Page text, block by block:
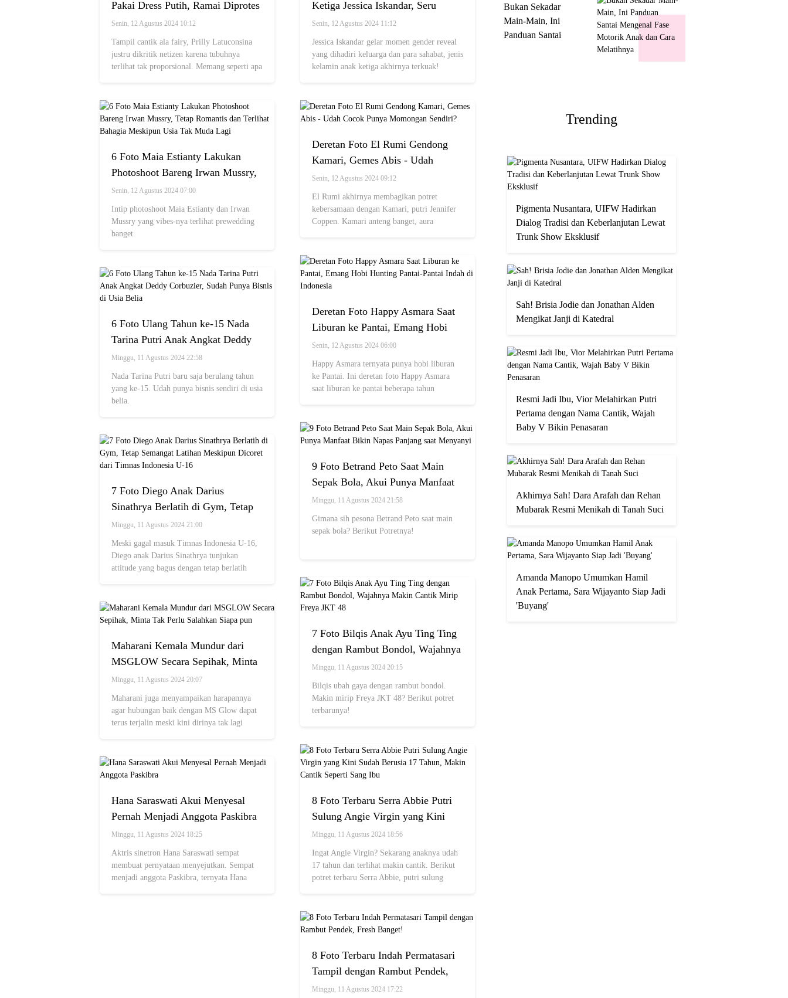
Ketiga Jessica Iskandar, Seru
Banget Dihadiri Keluarga dan
Sahabat
Senin, 12 Agustus 2024 11:12
Jessica Iskandar gelar momen gender reveal
yang dihadiri keluarga dan para sahabat, jenis
kelamin anak ketiga akhirnya terkuak!
Pakai Dress Putih, Ramai Diprotes
Netizen karena Tubuhnya Tak
Proporsional
Senin, 12 Agustus 2024 10:12
Tampil cantik ala fairy, Prilly Latuconsina
justru dikritik netizen karena tubuhnya
terlihat tak proporsional. Memang seperti apa
Deretan Foto El Rumi Gendong
Kamari, Gemes Abis - Udah
Cocok Punya Momongan Sendiri?
Senin, 12 Agustus 2024 09:12
El Rumi akhirnya membagikan potret
kebersamaan dengan Kamari, putri Jennifer
Coppen. Kamari anteng banget, aura
6 Foto Maia Estianty Lakukan
Photoshoot Bareng Irwan Mussry,
Tetap Romantis dan Terlihat
Bahagia Meskipun Usia Tak Muda
Lagi
Senin, 12 Agustus 2024 07:00
Intip photoshoot Maia Estianty dan Irwan
Mussry yang vibes-nya terlihat prewedding
banget.
Deretan Foto Happy Asmara Saat
Liburan ke Pantai, Emang Hobi
Hunting Pantai-Pantai Indah di
Indonesia
Senin, 12 Agustus 2024 06:00
Happy Asmara ternyata punya hobi liburan
ke Pantai. Ini deretan foto Happy Asmara
saat liburan ke pantai beberapa tahun
6 Foto Ulang Tahun ke-15 Nada
Tarina Putri Anak Angkat Deddy
Corbuzier, Sudah Punya Bisnis di
Usia Belia
Minggu, 11 Agustus 2024 22:58
Nada Tarina Putri baru saja berulang tahun
yang ke-15. Udah punya bisnis sendiri di usia
belia.
9 Foto Betrand Peto Saat Main
Sepak Bola, Akui Punya Manfaat
Bikin Napas Panjang saat
Menyanyi
Minggu, 11 Agustus 2024 21:58
Gimana sih pesona Betrand Peto saat main
sepak bola? Berikut Potretnya!
7 Foto Diego Anak Darius
Sinathrya Berlatih di Gym, Tetap
Semangat Latihan Meskipun
Dicoret dari Timnas Indonesia U-
16
Minggu, 11 Agustus 2024 21:00
Meski gagal masuk Timnas Indonesia U-16,
Diego anak Darius Sinathrya tunjukan
attitude yang bagus dengan tetap berlatih
7 Foto Bilqis Anak Ayu Ting Ting
dengan Rambut Bondol, Wajahnya
Makin Cantik Mirip Freya JKT 48
Minggu, 11 Agustus 2024 20:15
Bilqis ubah gaya dengan rambut bondol.
Makin mirip Freya JKT 48? Berikut potret
terbarunya!
Maharani Kemala Mundur dari
MSGLOW Secara Sepihak, Minta
Tak Perlu Salahkan Siapa pun
Minggu, 11 Agustus 2024 20:07
Maharani juga menyampaikan harapannya
agar hubungan baik dengan MS Glow dapat
terus terjalin meski kini dirinya tak lagi
8 Foto Terbaru Serra Abbie Putri
Sulung Angie Virgin yang Kini
Sudah Berusia 17 Tahun, Makin
Cantik Seperti Sang Ibu
Minggu, 11 Agustus 2024 18:56
Ingat Angie Virgin? Sekarang anaknya udah
17 tahun dan terlihat makin cantik. Berikut
potret terbaru Serra Abbie, putri sulung
Hana Saraswati Akui Menyesal
Pernah Menjadi Anggota Paskibra
Minggu, 11 Agustus 2024 18:25
Aktris sinetron Hana Saraswati sempat
membuat pernyataan menyejutkan. Sempat
menjadi anggota Paskibra, ternyata Hana
8 Foto Terbaru Indah Permatasari
Tampil dengan Rambut Pendek,
Fresh Banget!
Minggu, 11 Agustus 2024 17:22
Bukan Sekadar
Main-Main, Ini
Panduan Santai
Trending
Pigmenta Nusantara, UIFW Hadirkan
Dialog Tradisi dan Keberlanjutan Lewat
Trunk Show Eksklusif
Sah! Brisia Jodie dan Jonathan Alden
Mengikat Janji di Katedral
Resmi Jadi Ibu, Vior Melahirkan Putri
Pertama dengan Nama Cantik, Wajah
Baby V Bikin Penasaran
Akhirnya Sah! Dara Arafah dan Rehan
Mubarak Resmi Menikah di Tanah Suci
Amanda Manopo Umumkan Hamil
Anak Pertama, Sara Wijayanto Siap Jadi
'Buyang'